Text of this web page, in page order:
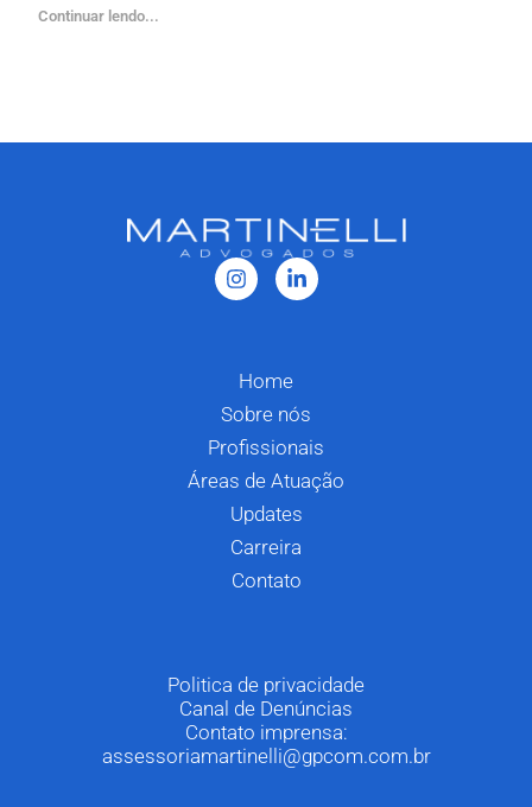
Continuar lendo...
Home
Sobre nós
Profissionais
Áreas de Atuação
Updates
Carreira
Contato
Politica de privacidade
Canal de Denúncias
Contato imprensa:
assessoriamartinelli@gpcom.com.br